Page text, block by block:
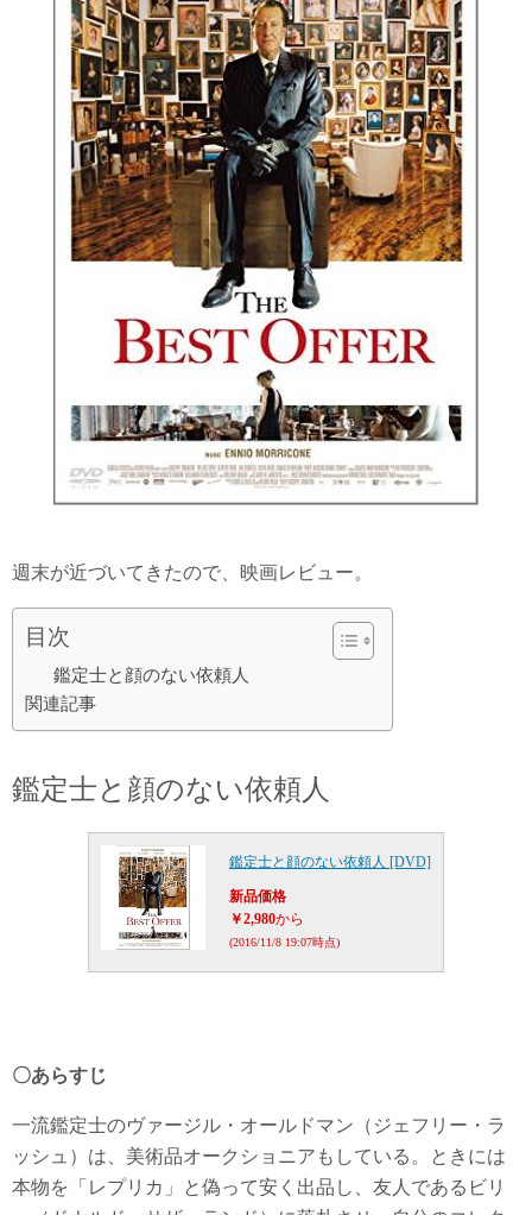
週末が近づいてきたので、映画レビュー。
目次
鑑定士と顔のない依頼人
関連記事
鑑定士と顔のない依頼人
鑑定士と顔のない依頼人 [DVD]
新品価格
￥2,980から
(2016/11/8 19:07時点)
〇あらすじ
一流鑑定士のヴァージル・オールドマン（ジェフリー・ラ
ッシュ）は、美術品オークショニアもしている。ときには
本物を「レプリカ」と偽って安く出品し、友人であるビリ